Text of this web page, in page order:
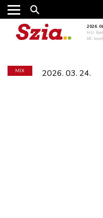
2026.
HU:
SK:
MIX 2026. 03. 24.